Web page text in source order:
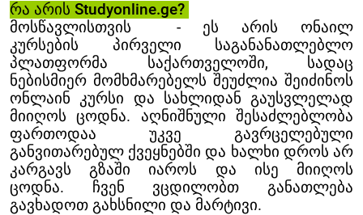
რა არის Studyonline.ge?
მოსწავლისთვის - ეს არის ონაილ
კურსების პირველი საგანანათლებლო
პლათფორმა საქართველოში, სადაც
ნებისმიერ მომხმარებელს შეუძლია შეიძინოს
ონლაინ კურსი და სახლიდან გაუსვლელად
მიიღოს ცოდნა. აღნიშნული შესაძლებლობა
ფართოდაა უკვე გავრცელებული
განვითარებულ ქვეყნებში და ხალხი დროს არ
კარგავს გზაში იაროს და ისე მიიღოს
ცოდნა. ჩვენ ვცდილობთ განათლება
გავხადოთ გახსნილი და მარტივი.